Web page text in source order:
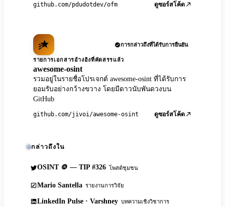
github.com/pdudotdev/ofm ดูซอร์สโค้ด
การกล่าวถึงที่ได้รับการยืนยัน
รายการเอกสารอ้างอิงที่คัดสรรแล้ว
awesome-osint
รวมอยู่ในรายชื่อโปรเจกต์ awesome-osint ที่ได้รับการ
ยอมรับอย่างกว้างขวาง โดยมีดาวนับพันดวงบน
GitHub
github.com/jivoi/awesome-osint ดูซอร์สโค้ด
กล่าวถึงใน
OSINT 🪙 — TIP #326 โพสต์ชุมชน
Mario Santella รายงานการวิจัย
LinkedIn Pulse · Varshney บทความเชิงวิชาการ